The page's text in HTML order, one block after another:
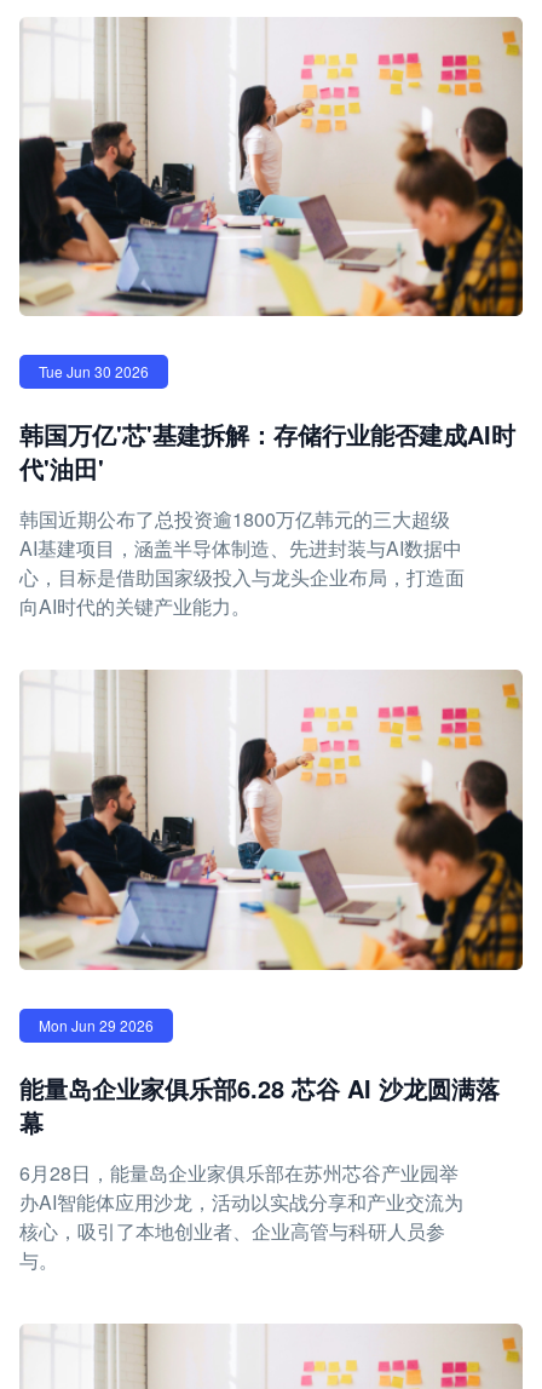
Tue Jun 30 2026
韩国万亿'芯'基建拆解：存储行业能否建成AI时
代'油田'
韩国近期公布了总投资逾1800万亿韩元的三大超级
AI基建项目，涵盖半导体制造、先进封装与AI数据中
心，目标是借助国家级投入与龙头企业布局，打造面
向AI时代的关键产业能力。
Mon Jun 29 2026
能量岛企业家俱乐部6.28 芯谷 AI 沙龙圆满落
幕
6月28日，能量岛企业家俱乐部在苏州芯谷产业园举
办AI智能体应用沙龙，活动以实战分享和产业交流为
核心，吸引了本地创业者、企业高管与科研人员参
与。